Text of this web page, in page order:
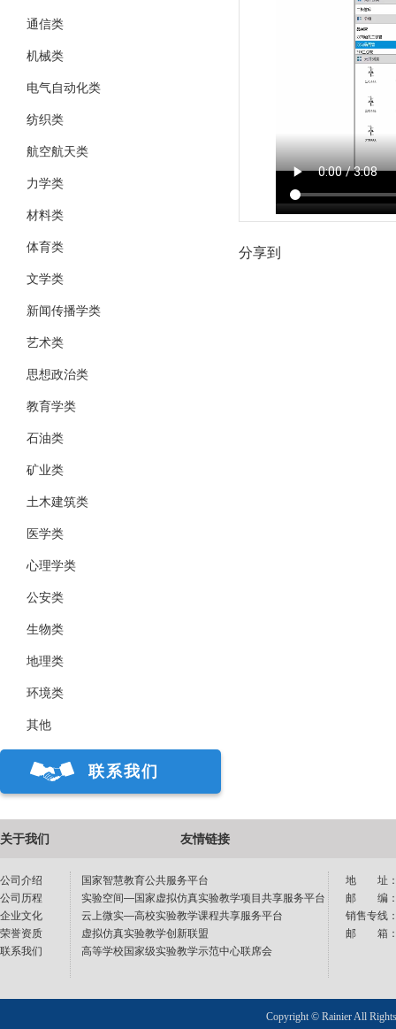
通信类
机械类
电气自动化类
纺织类
航空航天类
力学类
材料类
体育类
文学类
新闻传播学类
艺术类
思想政治类
教育学类
石油类
矿业类
土木建筑类
医学类
心理学类
公安类
生物类
地理类
环境类
其他
联系我们
分享到
关于我们
公司介绍
公司历程
企业文化
荣誉资质
联系我们
友情链接
国家智慧教育公共服务平台
实验空间—国家虚拟仿真实验教学项目共享服务平台
云上微实—高校实验教学课程共享服务平台
虚拟仿真实验教学创新联盟
高等学校国家级实验教学示范中心联席会
地 址：
邮 编：
销售专线
邮 箱：
Copyright © Rainier All